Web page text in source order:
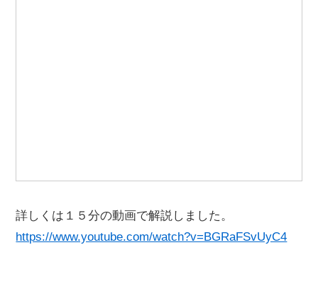
詳しくは１５分の動画で解説しました。
https://www.youtube.com/watch?v=BGRaFSvUyC4